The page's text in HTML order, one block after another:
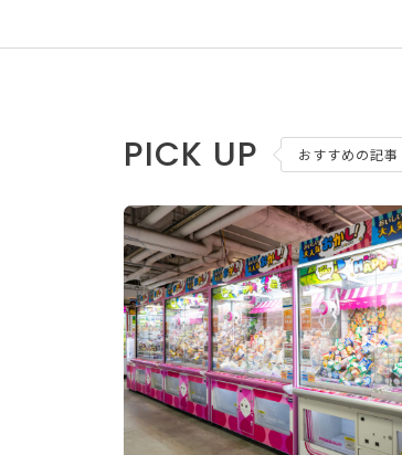
PICK UP おすすめの記事